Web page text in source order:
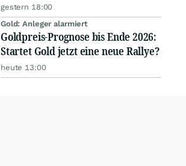
gestern 18:00
Gold: Anleger alarmiert
Goldpreis-Prognose bis Ende 2026:
Startet Gold jetzt eine neue Rallye?
heute 13:00